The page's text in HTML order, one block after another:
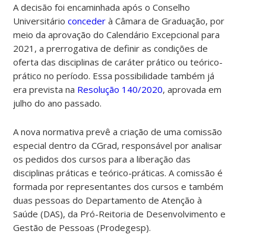
A decisão foi encaminhada após o Conselho
Universitárioconceder à Câmara de Graduação, por
meio da aprovação do Calendário Excepcional para
2021,a prerrogativa de definir as condições de
oferta das disciplinas de caráter prático ou teórico-
prático no período. Essa possibilidade também já
era prevista na Resolução 140/2020, aprovada em
julho do ano passado.
A nova normativa prevê a criação de uma comissão
especial dentro da CGrad, responsável por analisar
os pedidos dos cursos para a liberação das
disciplinas práticas e teórico-práticas. A comissão é
formada por representantes dos cursos e também
duas pessoas do Departamento de Atenção à
Saúde (DAS), da Pró-Reitoria de Desenvolvimento e
Gestão de Pessoas (Prodegesp).